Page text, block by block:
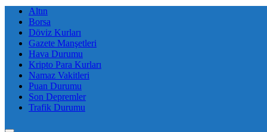
Altın
Borsa
Döviz Kurları
Gazete Manşetleri
Hava Durumu
Kripto Para Kurları
Namaz Vakitleri
Puan Durumu
Son Depremler
Trafik Durumu